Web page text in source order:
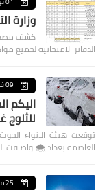
وزارة
كشف مصدر
الدفاتر الامتحانية لجميع
09 فبراير 2020
اليكم
للثلوج
توقعت هيئة الانواء
العاصمة بغداد ⁦🌨️⁩ واضافت الهيئة ان غدا الاثنين …
25 مايو 2026